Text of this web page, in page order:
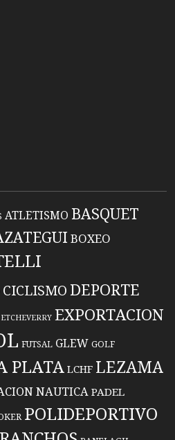
ATLETISMO BASQUET
BOXEO
CICLISMO DEPORTE
ETCHEVERRY EXPORTACION
FUTSAL GLEW GOLF
PLATA LCHF LEZAMA
NAUTICA PADEL
POLIDEPORTIVO